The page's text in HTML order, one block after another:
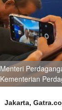
Menteri
Kementerian
Jakarta,